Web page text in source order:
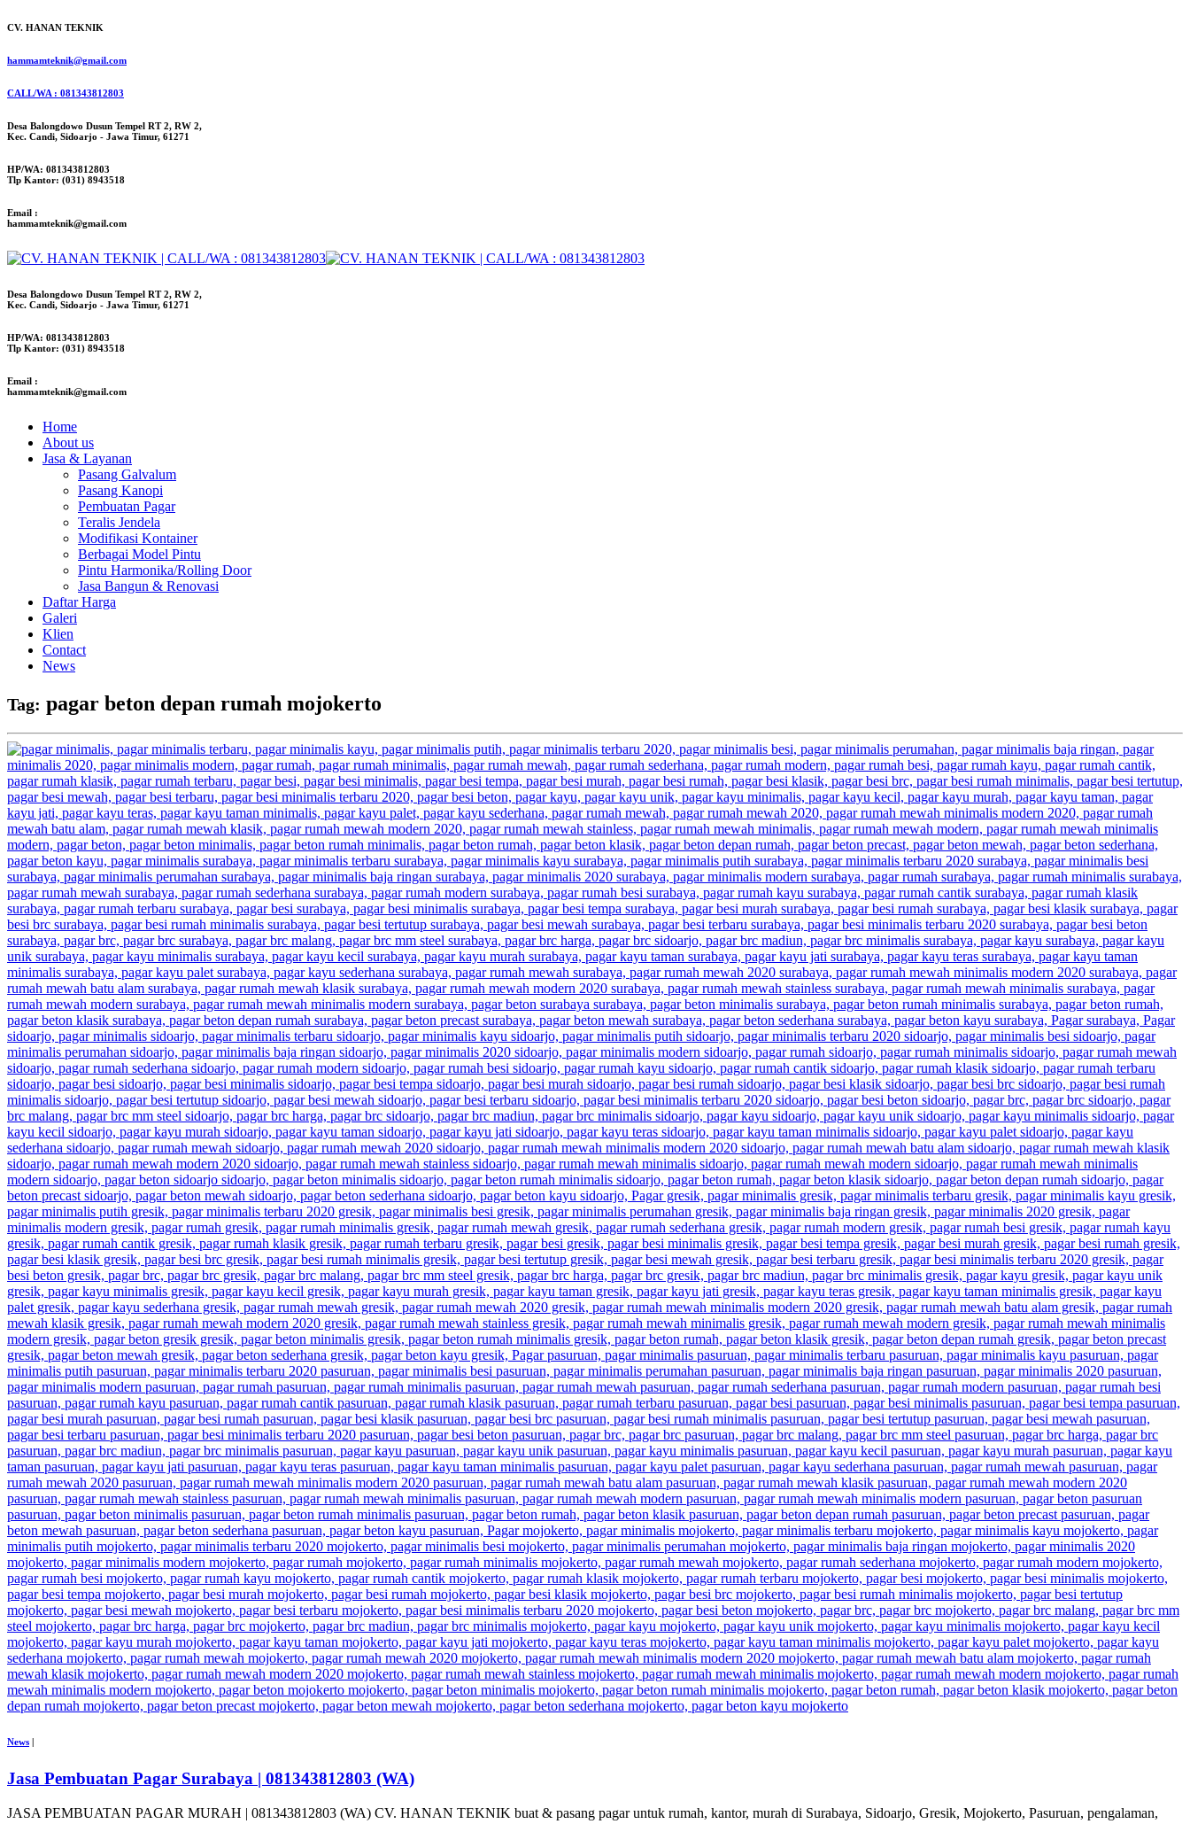
CV. HANAN TEKNIK
hammamteknik@gmail.com
CALL/WA : 081343812803
Desa Balongdowo Dusun Tempel RT 2, RW 2,
Kec. Candi, Sidoarjo - Jawa Timur, 61271
HP/WA: 081343812803
Tlp Kantor: (031) 8943518
Email :
hammamteknik@gmail.com
Desa Balongdowo Dusun Tempel RT 2, RW 2,
Kec. Candi, Sidoarjo - Jawa Timur, 61271
HP/WA: 081343812803
Tlp Kantor: (031) 8943518
Email :
hammamteknik@gmail.com
Home
About us
Jasa & Layanan
Pasang Galvalum
Pasang Kanopi
Pembuatan Pagar
Teralis Jendela
Modifikasi Kontainer
Berbagai Model Pintu
Pintu Harmonika/Rolling Door
Jasa Bangun & Renovasi
Daftar Harga
Galeri
Klien
Contact
News
Tag: pagar beton depan rumah mojokerto
News
Jasa Pembuatan Pagar Surabaya | 081343812803 (WA)
JASA PEMBUATAN PAGAR MURAH | 081343812803 (WA) CV. HANAN TEKNIK buat & pasang pagar untuk rumah, kantor, murah di Surabaya, Sidoarjo, Gresik, Mojokerto, Pasuruan, pengalaman,